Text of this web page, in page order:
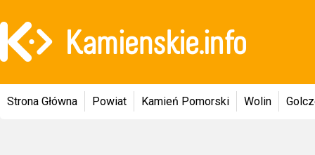
Strona Główna Powiat Kamień Pomorski Wolin